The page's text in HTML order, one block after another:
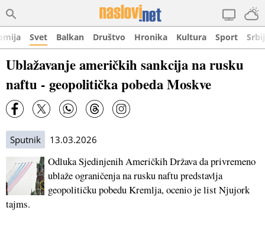
Svet Balkan Društvo Hronika Kultura Sport
Ublažavanje američkih sankcija na rusku
naftu - geopolitička pobeda Moskve
Sputnik 13.03.2026
Odluka Sjedinjenih Američkih Država da privremeno
ublaže ograničenja na rusku naftu predstavlja
geopolitičku pobedu Kremlja, ocenio je list Njujork
tajms.